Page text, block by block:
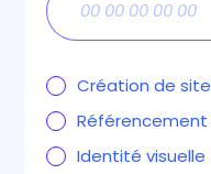
Création de site
Référencement
Identité visuelle